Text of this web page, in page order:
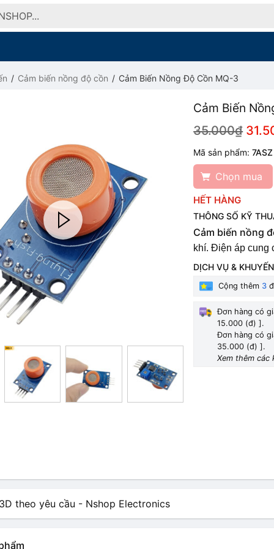
Cảm biến nồng độ cồn Cảm Biến Nồng Độ Cồn MQ-3
Cảm Biến
35.000₫
Mã sản phẩm:7ASZ
Chọn mua
HẾT HÀNG
THÔNG SỐ KỸ
Cảm biến nồng
khí. Điện áp cung
DỊCH VỤ &
Cộng thêm 3
Đơn hàng có
15.000 (đ) ].
Đơn hàng có
35.000 (đ) ].
Xem thêm các